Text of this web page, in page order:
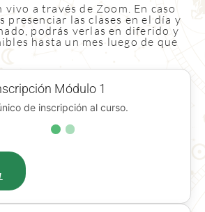
vivo a través de Zoom. En caso
presenciar las clases en el día y
podrás verlas en diferido y
hasta un mes luego de que
Módulo 1
de inscripción al curso.